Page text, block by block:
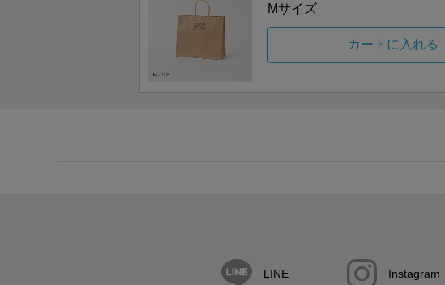
Mサイズ
カートに入れる
LINE Instagram